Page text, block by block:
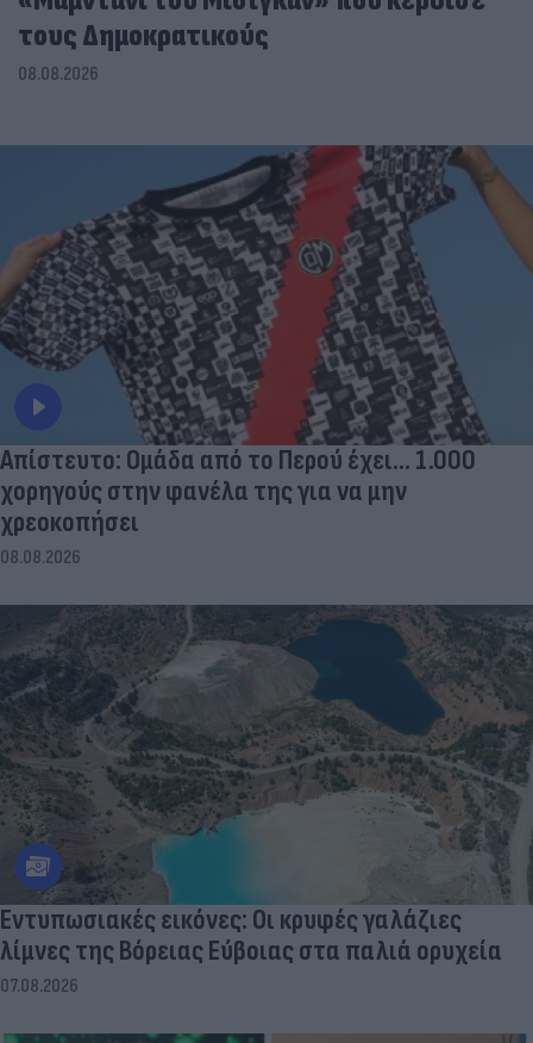
τους Δημοκρατικούς
08.08.2026
Απίστευτο: Ομάδα από το Περού έχει... 1.000
χορηγούς στην φανέλα της για να μην
χρεοκοπήσει
08.08.2026
Εντυπωσιακές εικόνες: Οι κρυφές γαλάζιες
λίμνες της Βόρειας Εύβοιας στα παλιά ορυχεία
07.08.2026